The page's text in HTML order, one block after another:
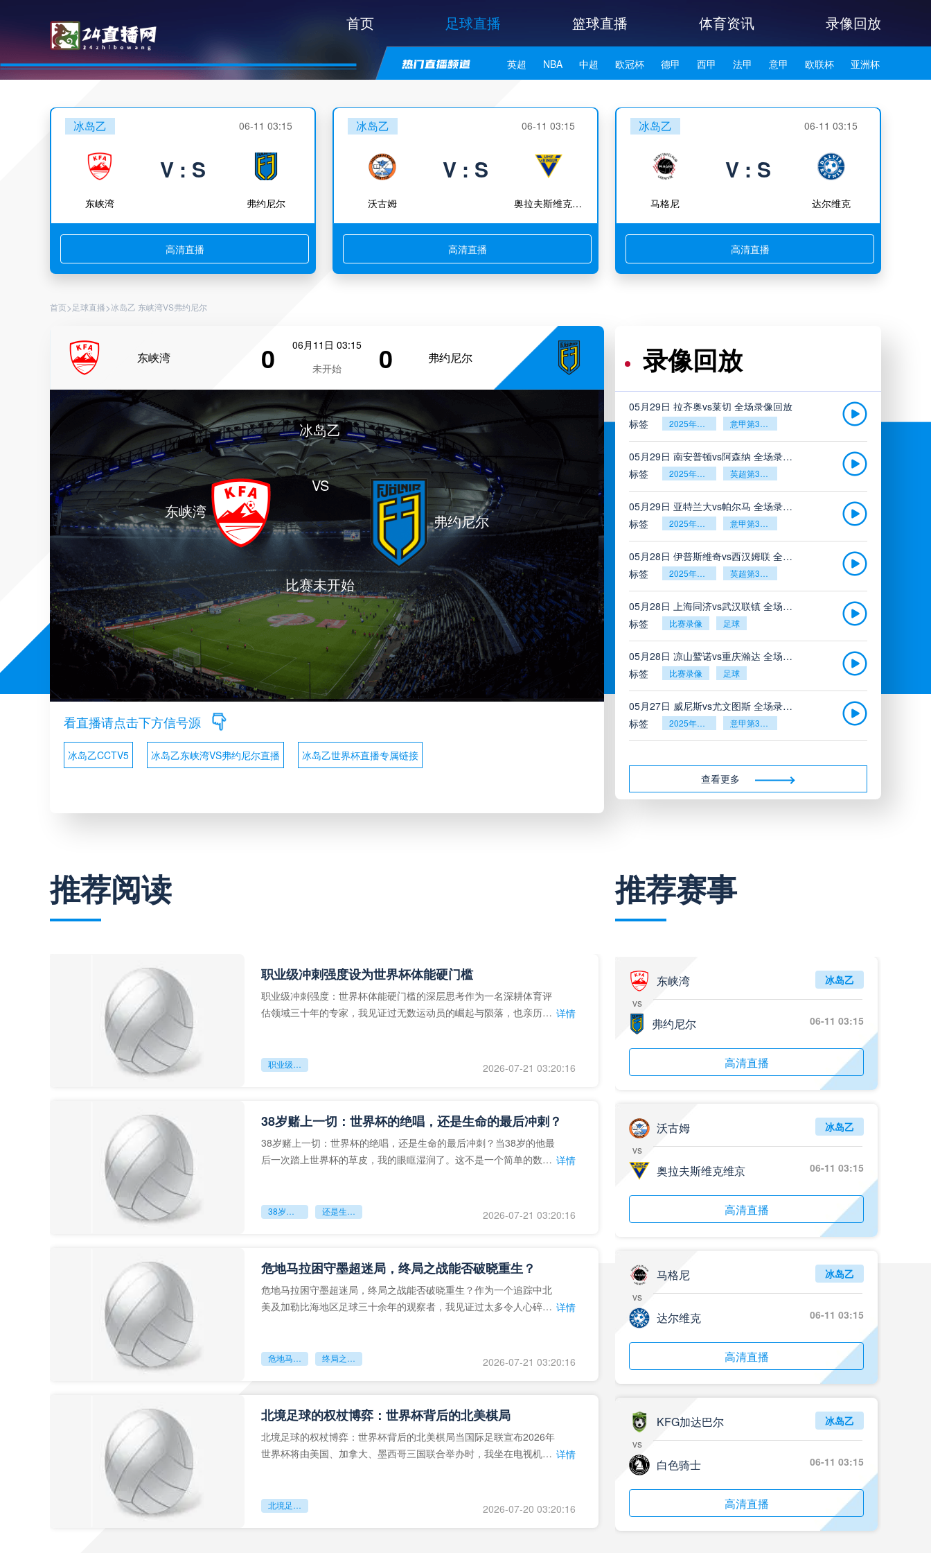
首页 足球直播 篮球直播 体育资讯 录像回放
英超 NBA 中超 欧冠杯 德甲 西甲 法甲 意甲 欧联杯 亚洲杯
冰岛乙 06-11 03:15
东峡湾
V : S
弗约尼尔
高清直播
冰岛乙 06-11 03:15
沃古姆
V : S
奥拉夫斯维克维京
高清直播
冰岛乙 06-11 03:15
马格尼
V : S
达尔维克
高清直播
首页> 足球直播>冰岛乙 东峡湾VS弗约尼尔
东峡湾 0
06月11日 03:15
未开始
0 弗约尼尔
东峡湾
冰岛乙
VS
比赛未开始
弗约尼尔
看直播请点击下方信号源
冰岛乙CCTV5 冰岛乙东峡湾VS弗约尼尔直播 冰岛乙世界杯直播专属链接
录像回放
05月29日 拉齐奥vs莱切 全场录像回放
标签
2025年5月26日 意甲第38轮
05月29日 南安普顿vs阿森纳 全场录像回放
标签
2025年5月26日 英超第38轮
05月29日 亚特兰大vs帕尔马 全场录像回放
标签
2025年5月26日 意甲第38轮
05月28日 伊普斯维奇vs西汉姆联 全场录像回放
标签
2025年5月26日 英超第38轮
05月28日 上海同济vs武汉联镇 全场录像
标签
比赛录像 足球
05月28日 凉山鹫诺vs重庆瀚达 全场录像
标签
比赛录像 足球
05月27日 威尼斯vs尤文图斯 全场录像回放
标签
2025年5月26日 意甲第38轮
标签
比赛录像 西甲
05月26日 AC米兰vs蒙扎全场录像回放
标签
标签
标签
标签
欧联杯决赛
标签
标签
2024年5月21日
标签
2024年5月21日 足协杯第3轮
标签
标签
比赛录像
标签
比赛录像 成都蓉城
标签
2025年5月21日
标签
比赛录像
05月22日 水晶宫vs狼队 全场录像回放
查看更多
推荐阅读
职业级冲刺强度设为世界杯体能硬门槛
职业级冲刺强度：世界杯体能硬门槛的深层思考作为一名深耕体育评
估领域三十年的专家，我见证过无数运动员的崛起与陨落，也亲历了 详情
职业级冲刺强度设为世界杯体能硬门槛 2026-07-21 03:20:16
38岁赌上一切：世界杯的绝唱，还是生命的最后冲刺？
38岁赌上一切：世界杯的绝唱，还是生命的最后冲刺？当38岁的他最
后一次踏上世界杯的草皮，我的眼眶湿润了。这不是一个简单的数
详情
38岁赌上一切：世界杯的绝唱 还是生命的最后冲刺？ 2026-07-21 03:20:16
危地马拉困守墨超迷局，终局之战能否破晓重生？
危地马拉困守墨超迷局，终局之战能否破晓重生？作为一个追踪中北
美及加勒比海地区足球三十余年的观察者，我见证过太多令人心碎的 详情
危地马拉困守墨超迷局 终局之战能否破晓重生？ 2026-07-21 03:20:16
北境足球的权杖博弈：世界杯背后的北美棋局
北境足球的权杖博弈：世界杯背后的北美棋局当国际足联宣布2026年
世界杯将由美国、加拿大、墨西哥三国联合举办时，我坐在电视机
详情
北境足球的权杖博弈：世界杯背后的北美棋局 2026-07-20 03:20:16
推荐赛事
东峡湾
vs
弗约尼尔
冰岛乙
06-11 03:15
高清直播
沃古姆
vs
奥拉夫斯维克维京
冰岛乙
06-11 03:15
高清直播
马格尼
vs
达尔维克
冰岛乙
06-11 03:15
高清直播
KFG加达巴尔
vs
白色骑士
冰岛乙
06-11 03:15
高清直播